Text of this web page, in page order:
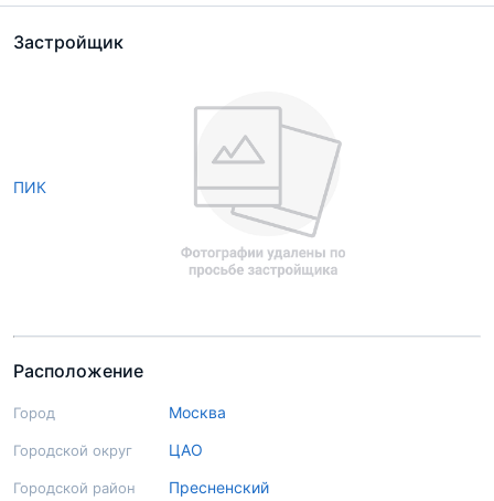
Застройщик
ПИК
Расположение
Город Москва
Городской округ ЦАО
Городской район Пресненский